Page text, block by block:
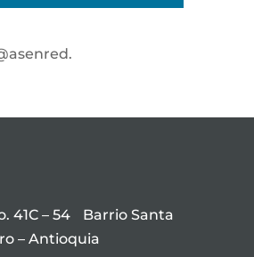
41C – 54 Barrio Santa
– Antioquia